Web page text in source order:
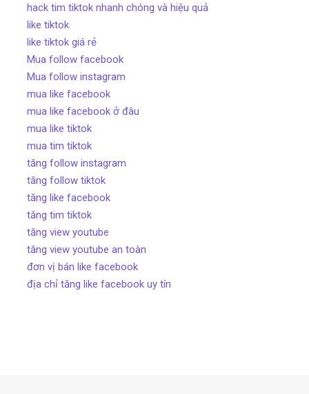
hack tim tiktok nhanh chóng và hiệu quả
like tiktok
like tiktok giá rẻ
Mua follow facebook
Mua follow instagram
mua like facebook
mua like facebook ở đâu
mua like tiktok
mua tim tiktok
tăng follow instagram
tăng follow tiktok
tăng like facebook
tăng tim tiktok
tăng view youtube
tăng view youtube an toàn
đơn vị bán like facebook
địa chỉ tăng like facebook uy tín